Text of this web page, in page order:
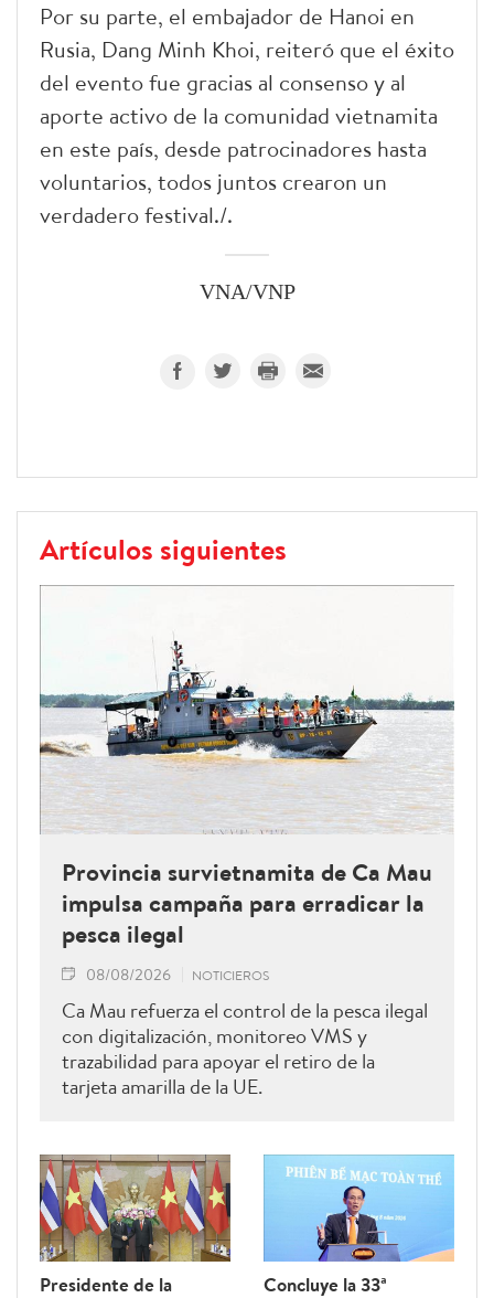
Por su parte, el embajador de Hanoi en
Rusia, Dang Minh Khoi, reiteró que el éxito
del evento fue gracias al consenso y al
aporte activo de la comunidad vietnamita
en este país, desde patrocinadores hasta
voluntarios, todos juntos crearon un
verdadero festival./.
VNA/VNP
Artículos siguientes
Provincia survietnamita de Ca Mau
impulsa campaña para erradicar la
pesca ilegal
08/08/2026 NOTICIEROS
Ca Mau refuerza el control de la pesca ilegal
con digitalización, monitoreo VMS y
trazabilidad para apoyar el retiro de la
tarjeta amarilla de la UE.
Presidente de la
Concluye la 33ª